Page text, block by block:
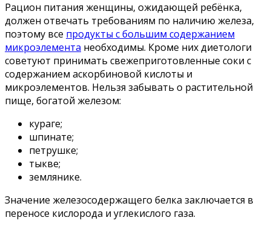
Рацион питания женщины, ожидающей ребёнка,
должен отвечать требованиям по наличию железа,
поэтому все продукты с большим содержанием
микроэлемента необходимы. Кроме них диетологи
советуют принимать свежеприготовленные соки с
содержанием аскорбиновой кислоты и
микроэлементов. Нельзя забывать о растительной
пище, богатой железом:
кураге;
шпинате;
петрушке;
тыкве;
землянике.
Значение железосодержащего белка заключается в
переносе кислорода и углекислого газа.